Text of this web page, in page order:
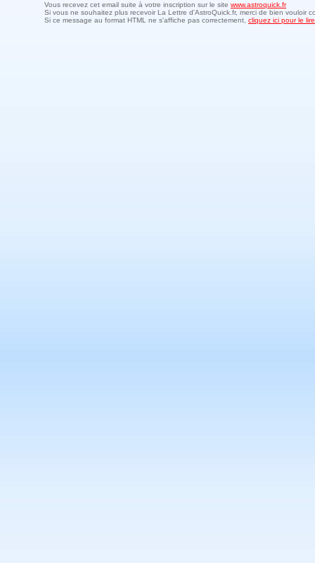
Vous recevez cet email suite à votre inscription sur le site www.astroquick.fr
Si vous ne souhaitez plus recevoir La Lettre d'AstroQuick.fr, merci de bien vouloir
Si ce message au format HTML ne s'affiche pas correctement, cliquez ici pour le